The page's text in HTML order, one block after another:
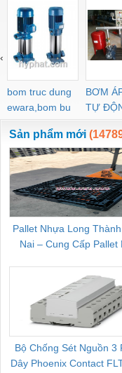
bom truc dung
ewara,bom bu
ewara
BƠM
TỰ
‹
Sản phẩm mới
Pallet Nhựa Long
Nai – Cung Cấp Pallet
Bộ Chống Sét Nguồn 3
Dây Phoenix Contact